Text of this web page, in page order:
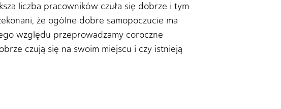
liczba pracowników czuła się dobrze i tym
że ogólne dobre samopoczucie ma
względu przeprowadzamy coroczne
czują się na swoim miejscu i czy istnieją